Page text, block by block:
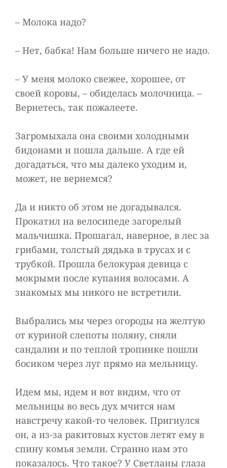
– Молока надо?
– Нет, бабка! Нам больше ничего не надо.
– У меня молоко свежее, хорошее, от
своей коровы, – обиделась молочница. –
Вернетесь, так пожалеете.
Загромыхала она своими холодными
бидонами и пошла дальше. А где ей
догадаться, что мы далеко уходим и,
может, не вернемся?
Да и никто об этом не догадывался.
Прокатил на велосипеде загорелый
мальчишка. Прошагал, наверное, в лес за
грибами, толстый дядька в трусах и с
трубкой. Прошла белокурая девица с
мокрыми после купания волосами. А
знакомых мы никого не встретили.
Выбрались мы через огороды на желтую
от куриной слепоты поляну, сняли
сандалии и по теплой тропинке пошли
босиком через луг прямо на мельницу.
Идем мы, идем и вот видим, что от
мельницы во весь дух мчится нам
навстречу какой-то человек. Пригнулся
он, а из-за ракитовых кустов летят ему в
спину комья земли. Странно нам это
показалось. Что такое? У Светланы глаза